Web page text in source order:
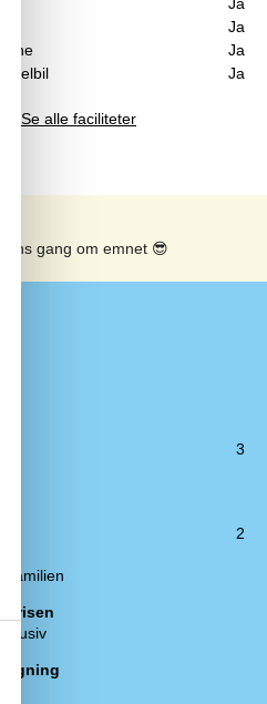
Ja
Ja
Ja
til elbil
Ja
Se alle faciliteter
gang om emnet 😎
3
2
familien
prisen